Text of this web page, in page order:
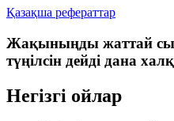
Қазақша рефераттар
Жақыныңды жаттай
түңілсін дейді дана
Негізгі ойлар